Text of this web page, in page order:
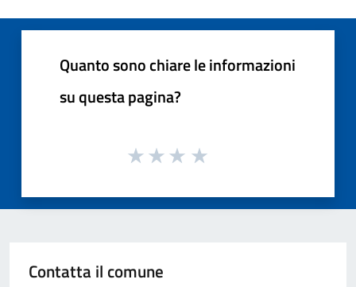
Quanto sono chiare le informazioni
su questa pagina?
Contatta il comune